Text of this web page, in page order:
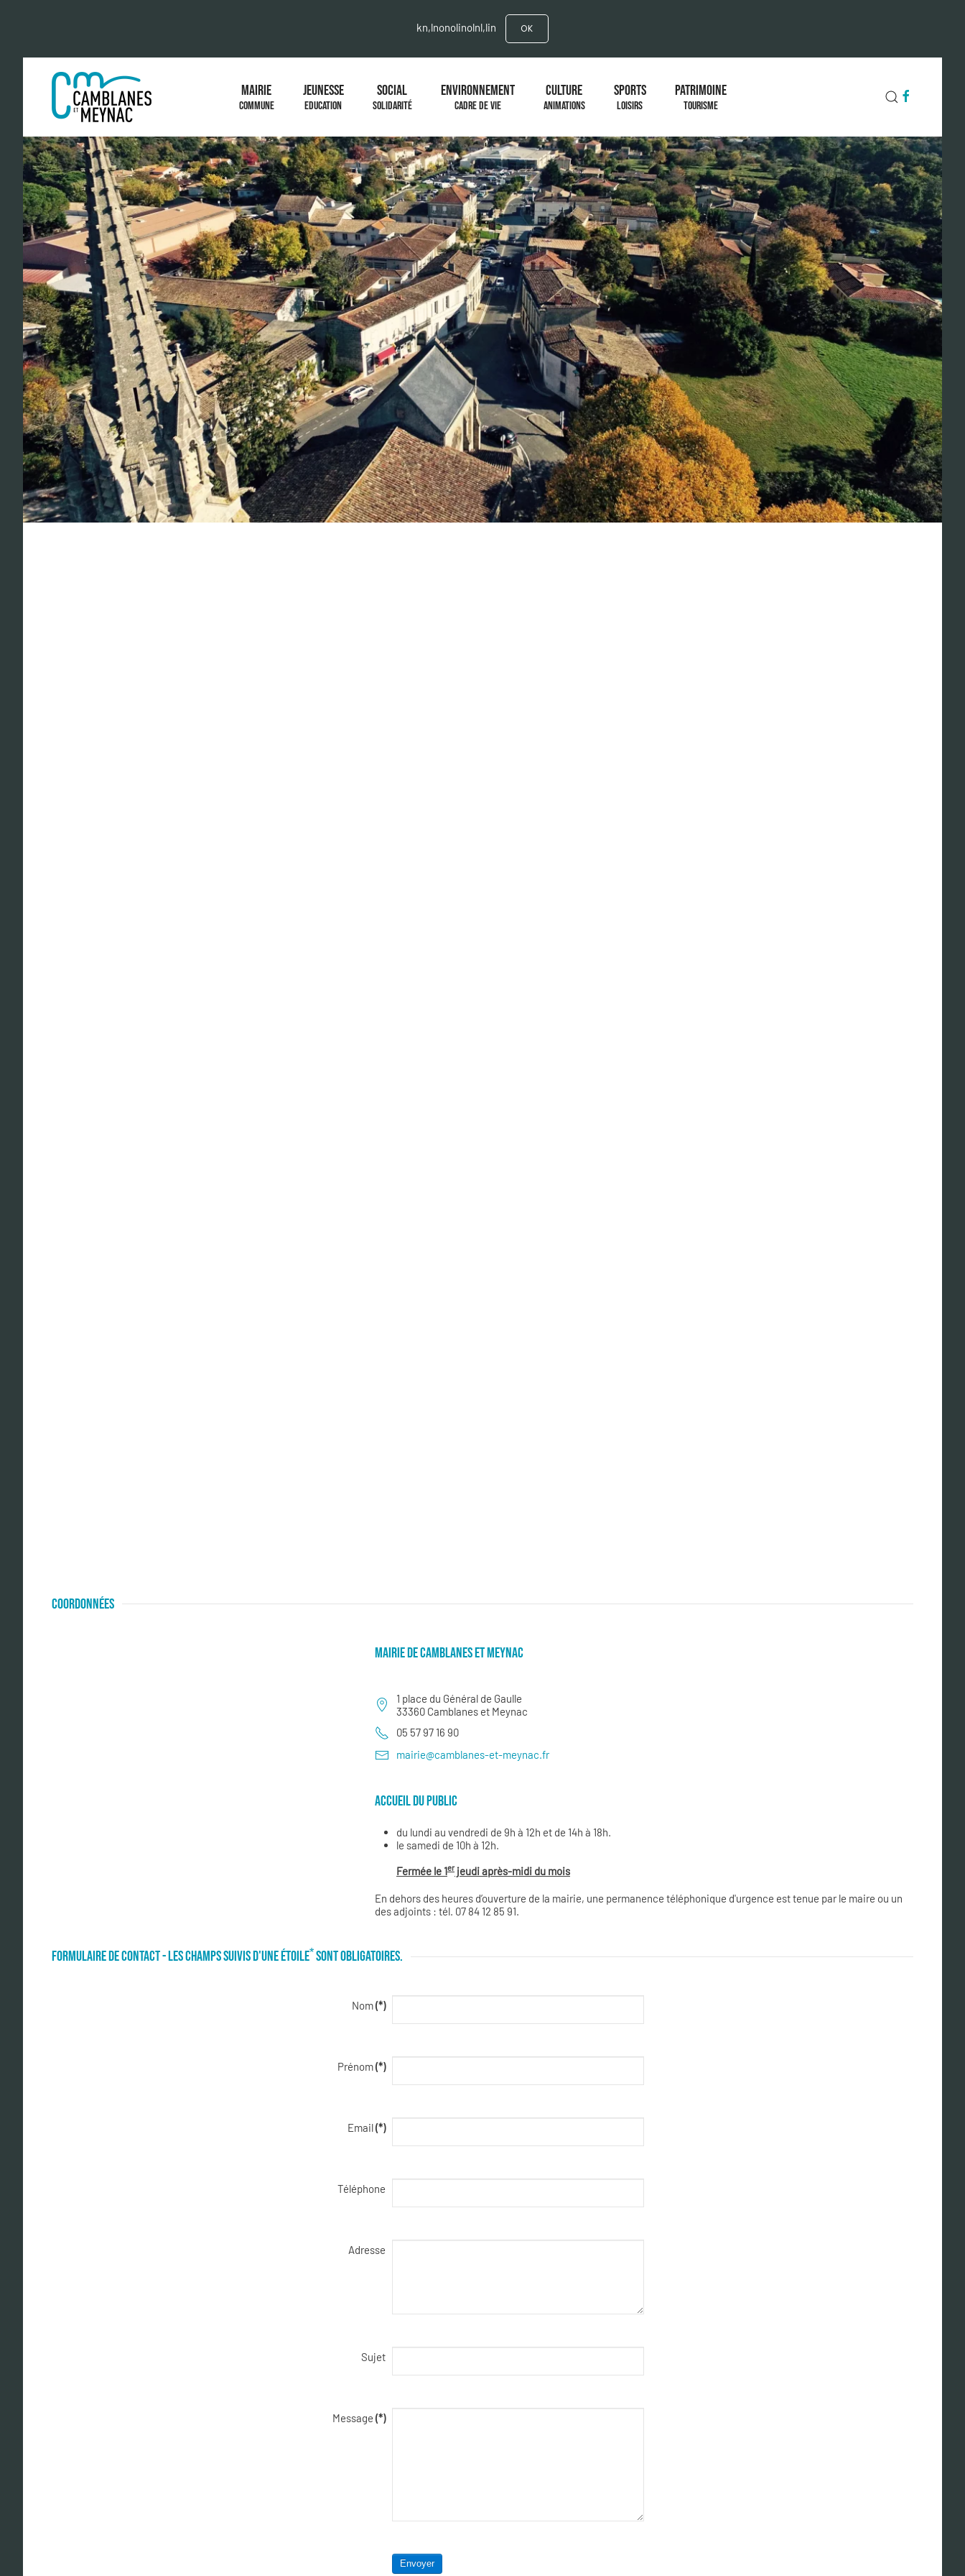
kn,lnonolinolnl,lin OK
MAIRIE
COMMUNE
JEUNESSE
EDUCATION
SOCIAL
SOLIDARITÉ
ENVIRONNEMENT
CADRE DE VIE
CULTURE
ANIMATIONS
SPORTS
LOISIRS
PATRIMOINE
TOURISME
COORDONNÉES
MAIRIE DE CAMBLANES ET MEYNAC
1 place du Général de Gaulle
33360 Camblanes et Meynac
05 57 97 16 90
mairie@camblanes-et-meynac.fr
ACCUEIL DU PUBLIC
du lundi au vendredi de 9h à 12h et de 14h à 18h.
le samedi de 10h à 12h.
Fermée le 1erjeudi après-midi du mois
En dehors des heures d’ouverture de la mairie, une permanence téléphonique d'urgence est tenue par le maire ou un
des adjoints : tél. 07 84 12 85 91.
FORMULAIRE DE CONTACT - LES CHAMPS SUIVIS D'UNE ÉTOILE*SONT OBLIGATOIRES.
Nom(*)
Prénom(*)
Email(*)
Téléphone
Adresse
Sujet
Message (*)
Envoyer